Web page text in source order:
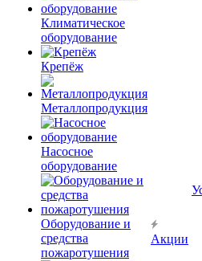
Климатическое
оборудование
Крепёж
Металлопродукция
Насосное
оборудование
Оборудование и
средства
пожаротушения
Акции